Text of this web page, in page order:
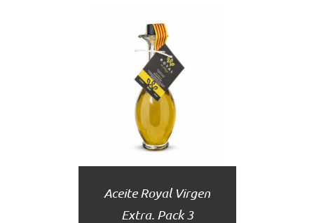
AÑADIR
AL
CARRITO
DETALLES
Aceite Royal Virgen
Extra. Pack 3